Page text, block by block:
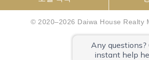
© 2020–2026 Daiwa House Realty